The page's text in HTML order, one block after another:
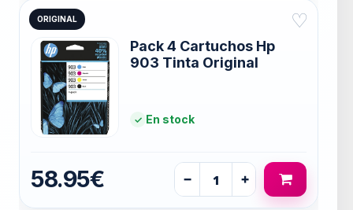
ORIGINAL ♡
Pack 4 Cartuchos Hp
903 Tinta Original
En stock
58.95€ − +